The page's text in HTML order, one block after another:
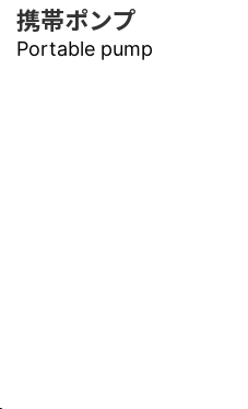
携帯ポンプ
Portable pump